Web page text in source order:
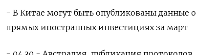
- В Китае могут быть опубликованы данные о
прямых иностранных инвестициях за март